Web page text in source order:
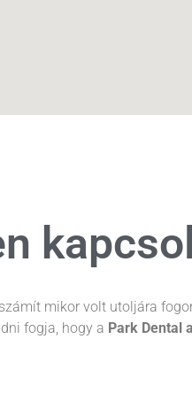
mikor volt utoljára
fogja, hogy a Park Dental